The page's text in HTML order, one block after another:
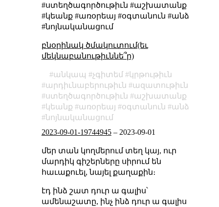
#ստեղծագործութիւն #աշխատանք
#կեանք #առօրեայ #օգտանուն #անձ
#նոյնականացում
բնօրինակ ծմակուտում(եւ
մեկնաբանութիւննե՞ր)
անկապ չգիտեմ
կրթութիւն
արդիւնաբերութիւն
ազատութիւն
ստեղծագործութիւն
աշխատանք
կեանք
առօրեայ օգտանուն
անձ
նոյնականացում
2023-09-01-19744945– 2023-09-01
մեր տան կողմերում տեղ կայ, ուր
մարդիկ գիշերները սիրում են
հաւաքուել, նայել քաղաքին։
էդ ինձ շատ դուր ա գալիս՝
ամենաշատը, ինչ ինձ դուր ա գալիս